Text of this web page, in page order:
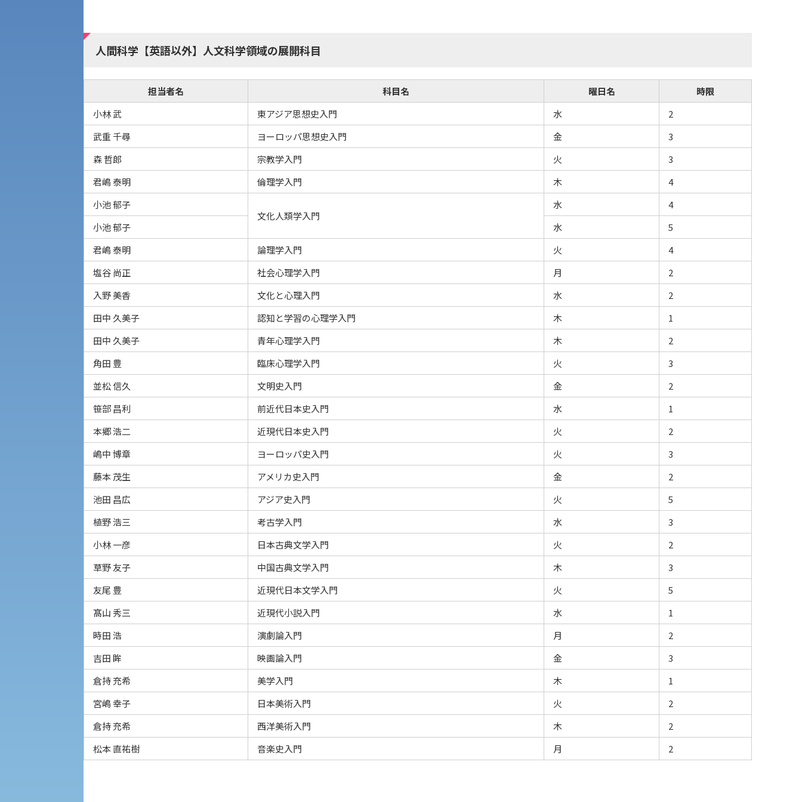
一般選抜入試［中期日程］
専門学科等対象公募推薦入試
入学試験要項・出願書類
修学支援制度の申請手続き
科目等履修生・聴講生募集
障害学生教育支援センター
KSU-EAP（正課外活動プログラム）
社会安全・警察学研究所
植物科学研究センター
生態系サービス研究センター
の方へ 学外機関向け
京都産業大学 × SDGs
人間科学【英語以外】人文科学領域の展開科目
担当者名 科目名 曜日名
時限
小林 武
東アジア思想史入門 水
2
武重 千尋
ヨーロッパ思想史入門 金
3
森 哲郎
宗教学入門 火
3
君嶋 泰明
倫理学入門 木
4
小池 郁子
文化人類学入門
水
4
小池 郁子
水
5
君嶋 泰明
論理学入門 火
4
塩谷 尚正
社会心理学入門 月
2
入野 美香
文化と心理入門 水
2
田中 久美子
認知と学習の心理学入門 木
1
田中 久美子
青年心理学入門 木
2
角田 豊
臨床心理学入門 火
3
並松 信久
文明史入門 金
2
笹部 昌利
前近代日本史入門 水
1
本郷 浩二
近現代日本史入門 火
2
嶋中 博章
ヨーロッパ史入門 火
3
藤本 茂生
アメリカ史入門 金
2
池田 昌広
アジア史入門 火
5
植野 浩三
考古学入門 水
3
小林 一彦
日本古典文学入門 火
2
草野 友子
中国古典文学入門 木
3
友尾 豊
近現代日本文学入門 火
5
髙山 秀三
近現代小説入門 水
1
時田 浩
演劇論入門 月
2
吉田 眸
映画論入門 金
3
倉持 充希
美学入門 木
1
宮嶋 幸子
日本美術入門 火
2
倉持 充希
西洋美術入門 木
2
松本 直祐樹
音楽史入門 月 2